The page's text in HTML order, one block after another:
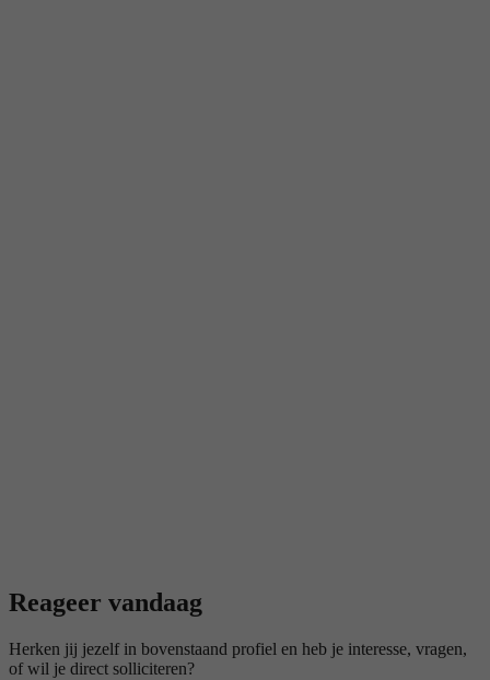
Reageer vandaag
Herken jij jezelf in bovenstaand profiel en heb je interesse, vragen,
of wil je direct solliciteren?